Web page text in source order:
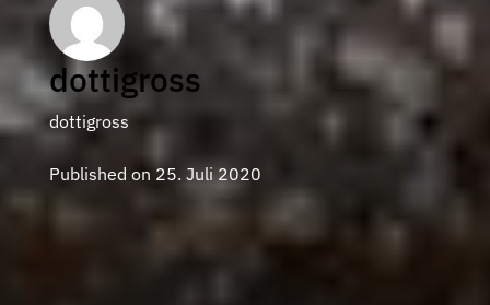
dottigross
dottigross
Published on 25. Juli 2020